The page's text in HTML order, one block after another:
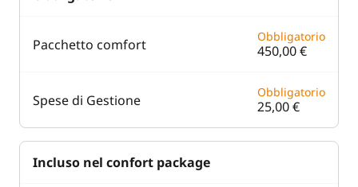
Pacchetto comfort Obbligatorio
450,00 €
Spese di Gestione Obbligatorio
25,00 €
Incluso nel confort package